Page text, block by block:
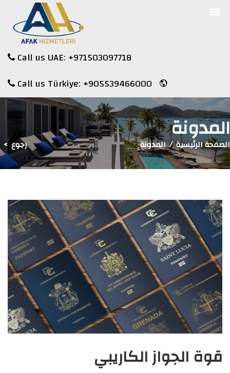
Call us UAE: +971503097718
Call us Türkiye: +905539466000
المدونة
الصفحة الرئيسية المدونة رجوع
قوة الجواز الكاريبي